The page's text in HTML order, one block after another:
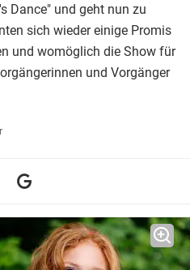
Dance" und geht nun zu
sich wieder einige Promis
und womöglich die Show für
und Vorgänger